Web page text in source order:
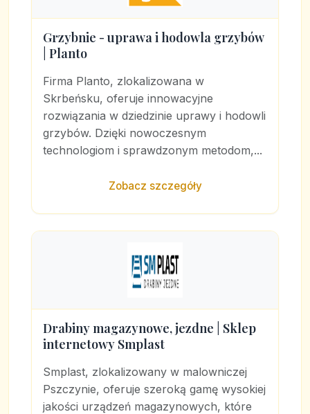
Grzybnie - uprawa i hodowla grzybów
| Planto
Firma Planto, zlokalizowana w
Skrbeńsku, oferuje innowacyjne
rozwiązania w dziedzinie uprawy i hodowli
grzybów. Dzięki nowoczesnym
technologiom i sprawdzonym metodom,...
Zobacz szczegóły
Drabiny magazynowe, jezdne | Sklep
internetowy Smplast
Smplast, zlokalizowany w malowniczej
Pszczynie, oferuje szeroką gamę wysokiej
jakości urządzeń magazynowych, które